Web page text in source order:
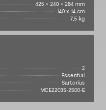
425 × 240 × 284 mm
140 x 14 cm
7,5 kg
2
Essential
Sartorius
MCE2203S-2S00-E